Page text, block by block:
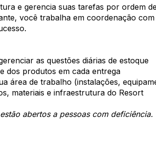
e gerencia suas tarefas por ordem
você trabalha em coordenação
as questões diárias de estoque
dos produtos em cada entrega
área de trabalho (instalações,
materiais e infraestrutura do Resort
abertos a pessoas com deficiência.